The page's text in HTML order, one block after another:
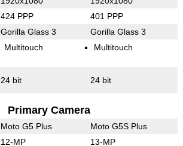
424 PPP 401 PPP
Gorilla Glass 3 Gorilla Glass 3
Multitouch Multitouch
24 bit 24 bit
Primary Camera
Moto G5 Plus Moto G5S Plus
12-MP 13-MP